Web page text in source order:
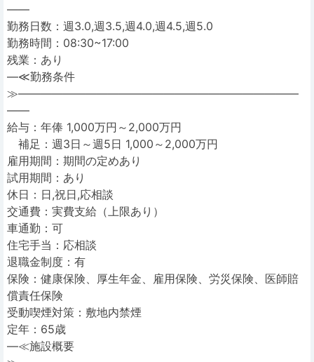
――
勤務日数：週3.0,週3.5,週4.0,週4.5,週5.0
勤務時間：08:30~17:00
残業：あり
―≪勤務条件
≫―――――――――――――――――――――――――
――
給与：年俸 1,000万円～2,000万円
補足：週3日～週5日 1,000～2,000万円
雇用期間：期間の定めあり
試用期間：あり
休日：日,祝日,応相談
交通費：実費支給（上限あり）
車通勤：可
住宅手当：応相談
退職金制度：有
保険：健康保険、厚生年金、雇用保険、労災保険、医師賠
償責任保険
受動喫煙対策：敷地内禁煙
定年：65歳
―≪施設概要